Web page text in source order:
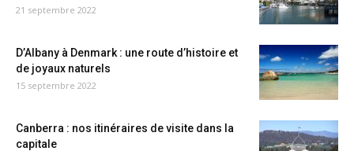
21 septembre 2022
D’Albany à Denmark : une route d’histoire et
de joyaux naturels
15 septembre 2022
Canberra : nos itinéraires de visite dans la
capitale